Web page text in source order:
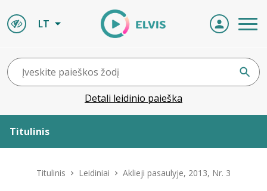
LT
Detali leidinio paieška
Titulinis
Titulinis Leidiniai Aklieji pasaulyje, 2013, Nr. 3